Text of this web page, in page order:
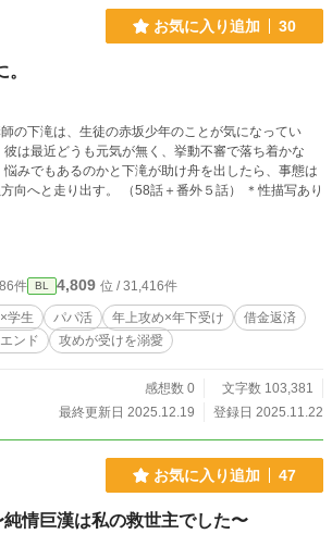
お気に入り追加 30
の下滝は、生徒の赤坂少年のことが気になってい
は最近どうも元気が無く、挙動不審で落ち着かな
みでもあるのかと下滝が助け舟を出したら、事態は
り出す。 （58話＋番外５話） ＊性描写あり
件 BL 4,809 位 / 31,416件
学生 パパ活 年上攻め×年下受け
借金返済
ンド 攻めが受けを溺愛
感想数 0
文字数 103,381
最終更新日 2025.12.19
登録日 2025.11.22
お気に入り追加 47
情巨漢は私の救世主でした〜